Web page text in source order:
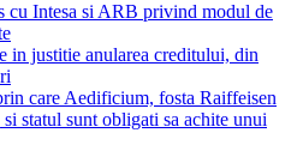
cu Intesa si ARB privind modul de
in justitie anularea creditului, din
care Aedificium, fosta Raiffeisen
statul sunt obligati sa achite unui